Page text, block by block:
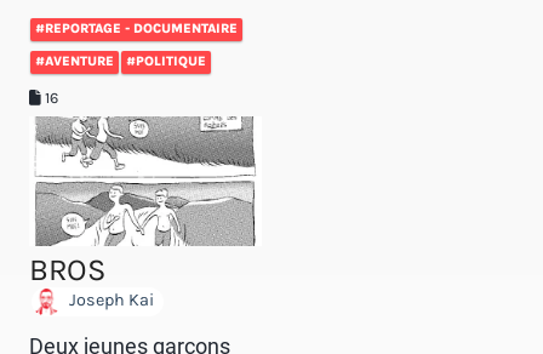
#REPORTAGE - DOCUMENTAIRE
#AVENTURE #POLITIQUE
16
BROS
Joseph Kai
Deux jeunes garçons